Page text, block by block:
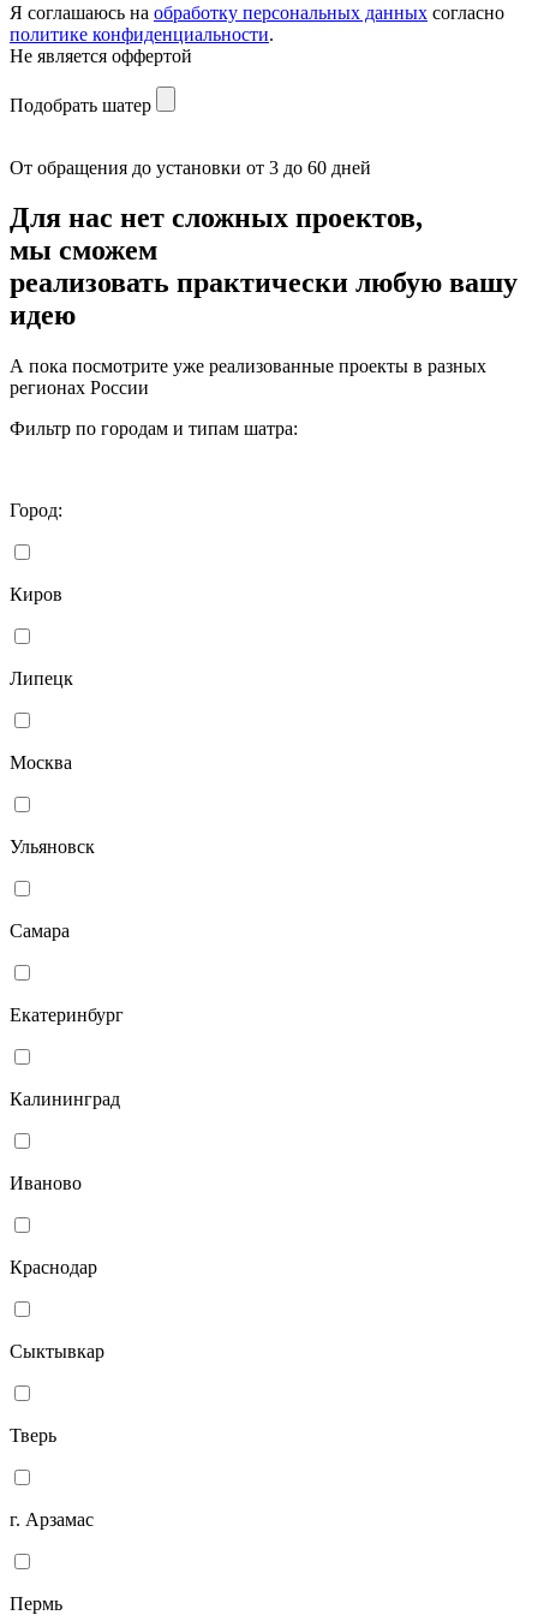
Я соглашаюсь на обработку персональных данных согласно
политике конфиденциальности.
Не является оффертой
Подобрать шатер
От обращения до установки от 3 до 60 дней
Для нас нет сложных проектов,
мы сможем
реализовать практически любую вашу
идею
А пока посмотрите уже реализованные проекты в разных
регионах России
Фильтр по городам и типам шатра:
Город:
Киров
Липецк
Москва
Ульяновск
Самара
Екатеринбург
Калининград
Иваново
Краснодар
Сыктывкар
Тверь
г. Арзамас
Пермь